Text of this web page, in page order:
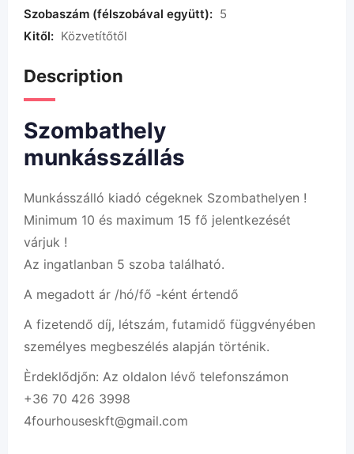
Szobaszám (félszobával együtt): 5
Kitől: Közvetítőtől
Description
Szombathely
munkásszállás
Munkásszálló kiadó cégeknek Szombathelyen !
Minimum 10 és maximum 15 fő jelentkezését
várjuk !
Az ingatlanban 5 szoba található.
A megadott ár /hó/fő -ként értendő
A fizetendő díj, létszám, futamidő függvényében
személyes megbeszélés alapján történik.
Èrdeklődjőn: Az oldalon lévő telefonszámon
+36 70 426 3998
4fourhouseskft@gmail.com